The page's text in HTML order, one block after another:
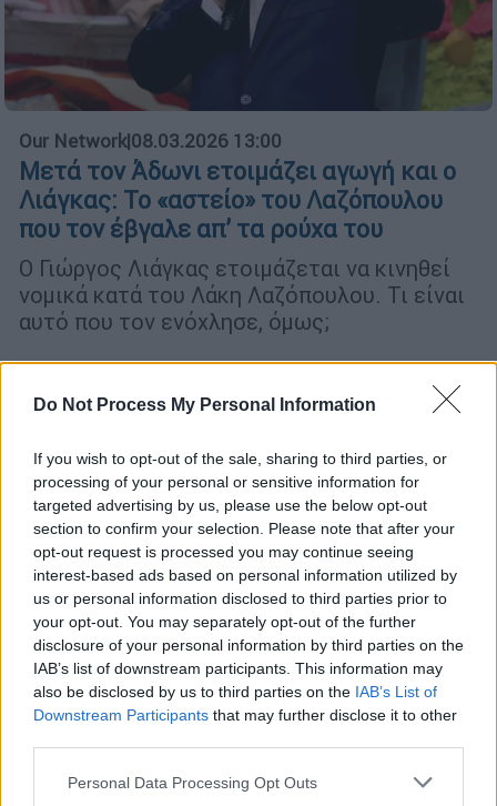
Do Not Process My Personal Information
If you wish to opt-out of the sale, sharing to third parties, or
processing of your personal or sensitive information for
targeted advertising by us, please use the below opt-out
section to confirm your selection. Please note that after your
opt-out request is processed you may continue seeing
interest-based ads based on personal information utilized by
us or personal information disclosed to third parties prior to
your opt-out. You may separately opt-out of the further
disclosure of your personal information by third parties on the
IAB’s list of downstream participants. This information may
also be disclosed by us to third parties on the IAB’s List of
Downstream Participants that may further disclose it to other
Please note that this website/app uses one or more Google
Personal Data Processing Opt Outs
Our Network|08.03.2026 13:00
Μετά τον Άδωνι ετοιμάζει αγωγή και ο
Λιάγκας: Το «αστείο» του Λαζόπουλου
που τον έβγαλε απ’ τα ρούχα του
Ο Γιώργος Λιάγκας ετοιμάζεται να κινηθεί
νομικά κατά του Λάκη Λαζόπουλου. Τι είναι
αυτό που τον ενόχλησε, όμως;
05.03.2026 21:19
κατά του Λάκη Λαζόπουλου - «Ύβρεις